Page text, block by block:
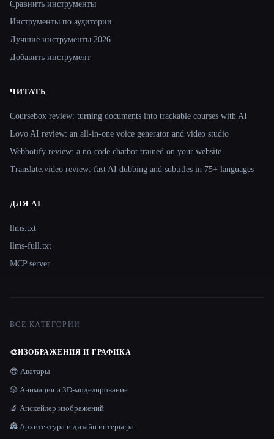
Сравнить инструменты
Инструменты по аудитории
Лучшие инструменты 2026
Добавить инструмент
ЧИТАТЬ
Coursebox review: turning documents into trackable courses with AI
Lovo AI review: an all-in-one voice generator and video studio
Webbotify review: a no-code chatbot trained on your website
Translate.video review: fast AI dubbing and subtitles in 75+ languages
ДЛЯ AI
llms.txt
llms-full.txt
MCP server
ВСЕ КАТЕГОРИИ
🎨ИЗОБРАЖЕНИЯ И ГРАФИКА
😎 Аватары
🎲 Анимация и 3D-моделирование
🔬 Апскейлер изображений
🏯 Архитектура и дизайн интерьера